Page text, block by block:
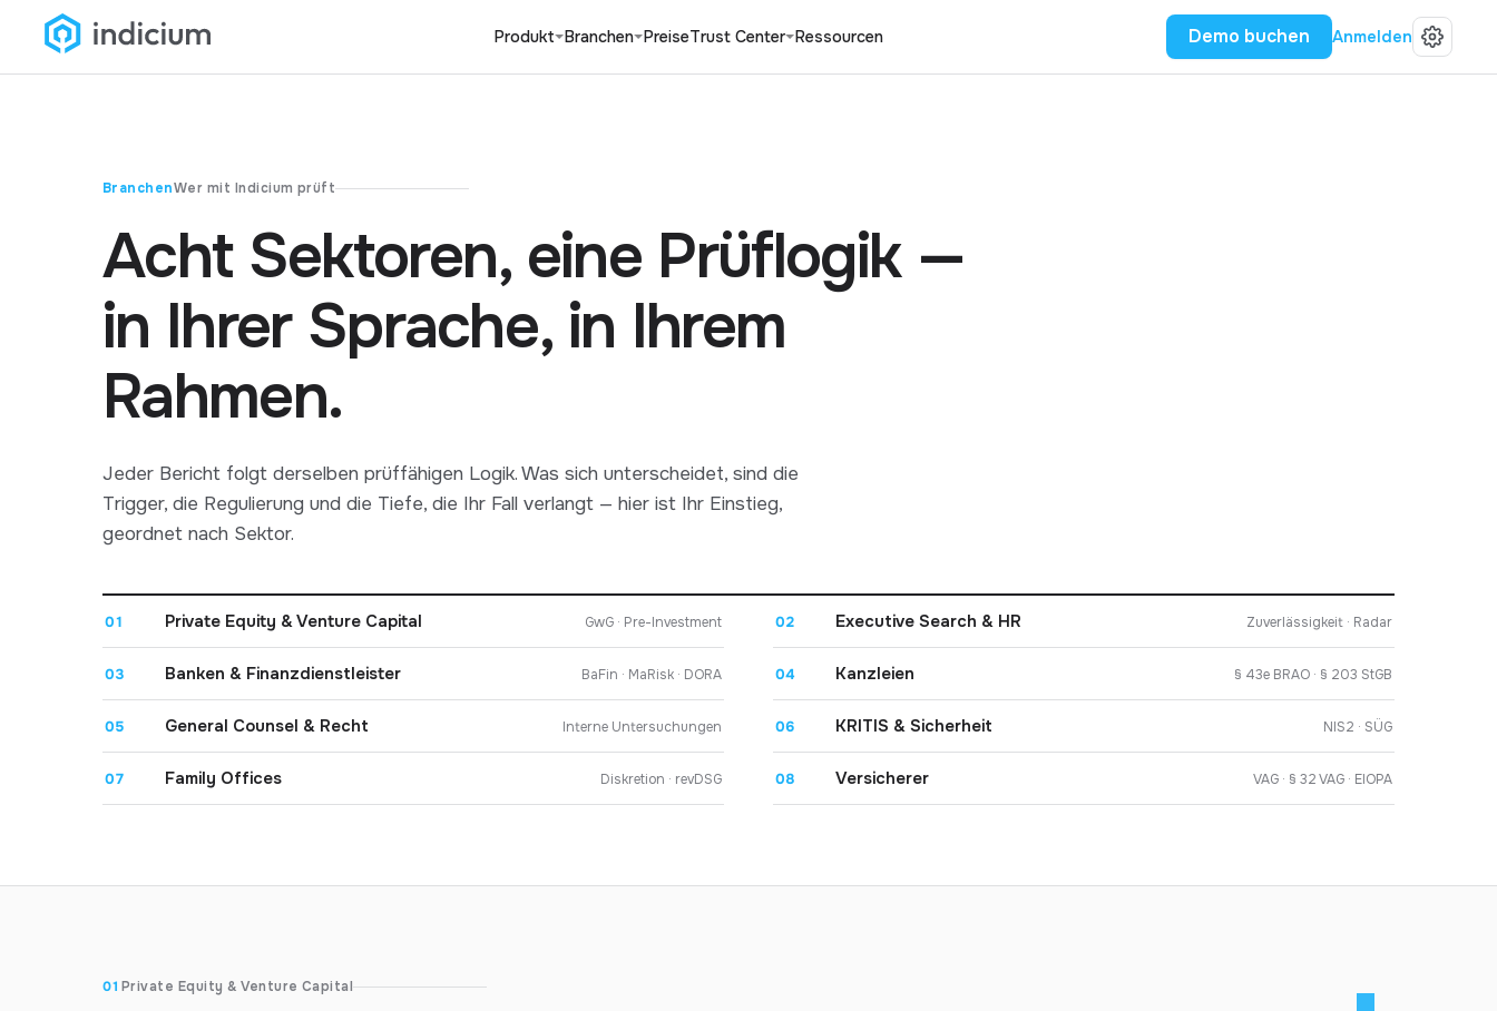
Produkt Branchen PreiseTrust Center Ressourcen Demo buchen Anmelden
BranchenWer mit Indicium prüft
Acht Sektoren, eine Prüflogik —
in Ihrer Sprache, in Ihrem
Rahmen.
Jeder Bericht folgt derselben prüffähigen Logik. Was sich unterscheidet, sind die
Trigger, die Regulierung und die Tiefe, die Ihr Fall verlangt — hier ist Ihr Einstieg,
geordnet nach Sektor.
01 Private Equity & Venture Capital GwG · Pre-Investment 02 Executive Search & HR Zuverlässigkeit · Radar
03 Banken & Finanzdienstleister BaFin · MaRisk · DORA 04 Kanzleien § 43e BRAO · § 203 StGB
05 General Counsel & Recht Interne Untersuchungen 06 KRITIS & Sicherheit NIS2 · SÜG
07 Family Offices Diskretion · revDSG 08 Versicherer VAG · § 32 VAG · EIOPA
01 Private Equity & Venture Capital